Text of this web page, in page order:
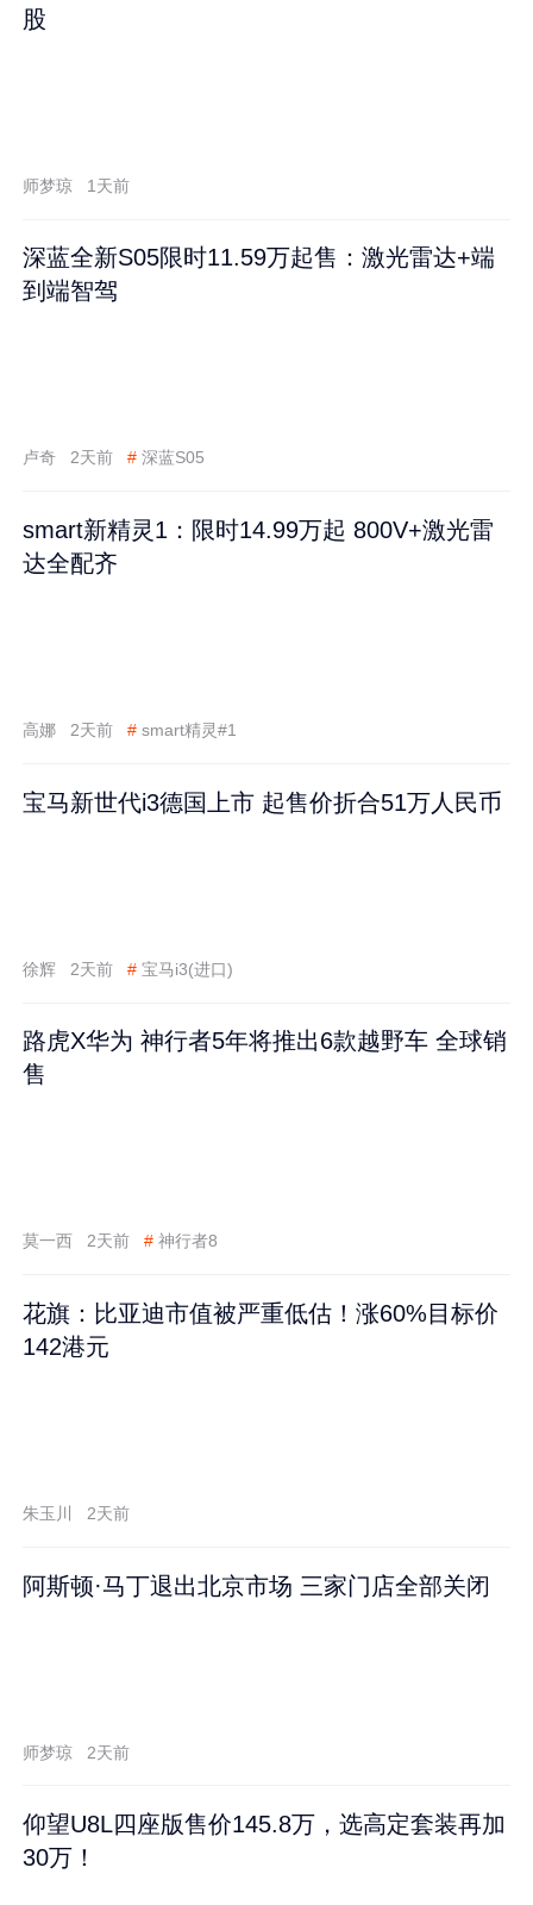
股
师梦琼 1天前
深蓝全新S05限时11.59万起售：激光雷达+端
到端智驾
卢奇 2天前 # 深蓝S05
smart新精灵1：限时14.99万起 800V+激光雷
达全配齐
高娜 2天前 # smart精灵#1
宝马新世代i3德国上市 起售价折合51万人民币
徐辉 2天前 # 宝马i3(进口)
路虎X华为 神行者5年将推出6款越野车 全球销
售
莫一西 2天前 # 神行者8
花旗：比亚迪市值被严重低估！涨60%目标价
142港元
朱玉川 2天前
阿斯顿·马丁退出北京市场 三家门店全部关闭
师梦琼 2天前
仰望U8L四座版售价145.8万，选高定套装再加
30万！